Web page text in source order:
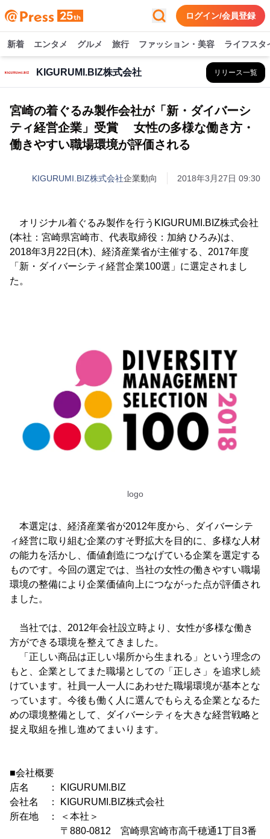
ログイン/会員登録
新着 エンタメ グルメ 旅行 ファッション・美容 ライフスタ
KIGURUMI.BIZ株式会社 リリース一覧
宮崎の着ぐるみ製作会社が「新・ダイバーシ
ティ経営企業」受賞 女性の多様な働き方・
働きやすい職場環境が評価される
KIGURUMI.BIZ株式会社企業動向 2018年3月27日 09:30
オリジナル着ぐるみ製作を行うKIGURUMI.BIZ株式会社
(本社：宮崎県宮崎市、代表取締役：加納 ひろみ)は、
2018年3月22日(木)、経済産業省が主催する、2017年度
「新・ダイバーシティ経営企業100選」に選定されまし
た。
logo
本選定は、経済産業省が2012年度から、ダイバーシテ
ィ経営に取り組む企業のすそ野拡大を目的に、多様な人材
の能力を活かし、価値創造につなげている企業を選定する
ものです。今回の選定では、当社の女性の働きやすい職場
環境の整備により企業価値向上につながった点が評価され
ました。
当社では、2012年会社設立時より、女性が多様な働き
方ができる環境を整えてきました。
「正しい商品は正しい場所から生まれる」という理念の
もと、企業としてまた職場としての「正しさ」を追求し続
けています。社員一人一人にあわせた職場環境が基本とな
っています。今後も働く人に選んでもらえる企業となるた
めの環境整備として、ダイバーシティを大きな経営戦略と
捉え取組を推し進めてまいります。
■会社概要
店名 ： KIGURUMI.BIZ
会社名 ： KIGURUMI.BIZ株式会社
所在地 ： ＜本社＞
〒880-0812 宮崎県宮崎市高千穂通1丁目3番